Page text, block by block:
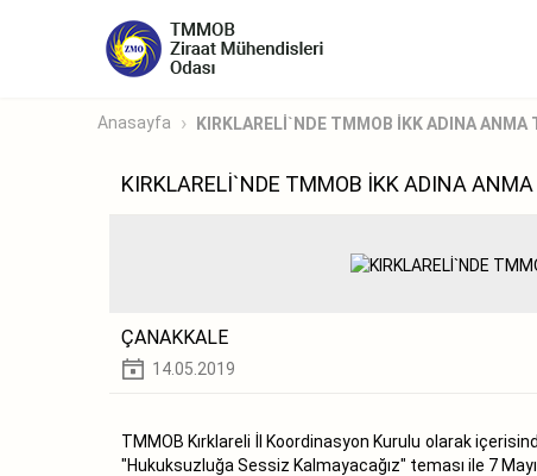
Anasayfa KIRKLARELİ`NDE TMMOB İKK ADINA ANMA
KIRKLARELİ`NDE TMMOB İKK ADINA
ÇANAKKALE
14.05.2019
TMMOB Kırklareli İl Koordinasyon Kurulu olarak
"Hukuksuzluğa Sessiz Kalmayacağız" teması ile 7